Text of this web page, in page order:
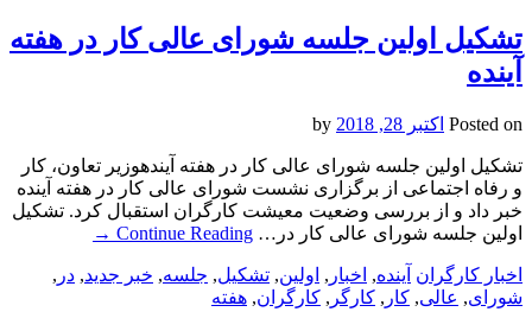
تشکیل اولین جلسه شورای عالی کار در هفته
آینده
Posted on اکتبر 28, 2018
تشکیل اولین جلسه شورای عالی کار در هفته آیندهوزیر تعاون، کار
و رفاه اجتماعی از برگزاری نشست شورای عالی کار در هفته آینده
خبر داد و از بررسی وضعیت معیشت کارگران استقبال کرد. تشکیل
اولین جلسه شورای عالی کار در… Continue Reading
→
اخبار کارگران آینده, اخبار , اولین, تشکیل, جلسه, خبر جدید, در ,
شورای, عالی, کار , کارگر , کارگران, هفته